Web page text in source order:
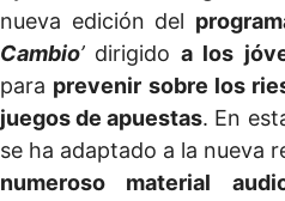
nueva edición del
Cambio’dirigidoa los
para prevenir sobre los
juegos de apuestas. En
se ha adaptado a la nueva
numeroso material